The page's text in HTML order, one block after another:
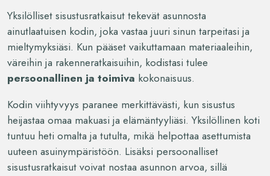
Yksilölliset sisustusratkaisut tekevät asunnosta
ainutlaatuisen kodin, joka vastaa juuri sinun tarpeitasi ja
mieltymyksiäsi. Kun pääset vaikuttamaan materiaaleihin,
väreihin ja rakenneratkaisuihin, kodistasi tulee
persoonallinen ja toimiva kokonaisuus.
Kodin viihtyvyys paranee merkittävästi, kun sisustus
heijastaa omaa makuasi ja elämäntyyliäsi. Yksilöllinen koti
tuntuu heti omalta ja tutulta, mikä helpottaa asettumista
uuteen asuinympäristöön. Lisäksi persoonalliset
sisustusratkaisut voivat nostaa asunnon arvoa, sillä